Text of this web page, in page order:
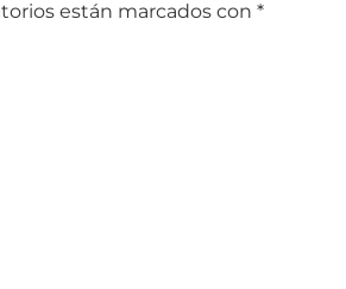
están marcados con *